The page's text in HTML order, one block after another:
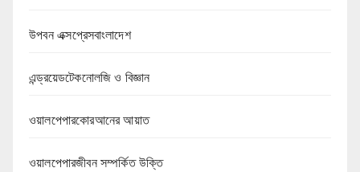
উপবন এক্সপ্রেসবাংলাদেশ
এন্ড্রয়েডটেকনোলজি ও বিজ্ঞান
ওয়ালপেপারকোরআনের আয়াত
ওয়ালপেপারজীবন সম্পর্কিত উক্তি